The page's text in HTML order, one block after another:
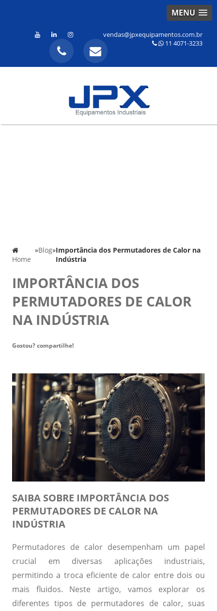
MENU
vendas@jpxequipamentos.com.br
11 4071-3233
Home
»Blog»Importância dos Permutadores de Calor na
Indústria
IMPORTÂNCIA DOS
PERMUTADORES DE CALOR
NA INDÚSTRIA
Gostou? compartilhe!
SAIBA SOBRE IMPORTÂNCIA DOS
PERMUTADORES DE CALOR NA
INDÚSTRIA
Permutadores de calor desempenham um papel
crucial em diversas aplicações industriais,
permitindo a troca eficiente de calor entre dois ou
mais fluidos. Neste artigo, vamos explorar os
diferentes tipos de permutadores de calor, suas